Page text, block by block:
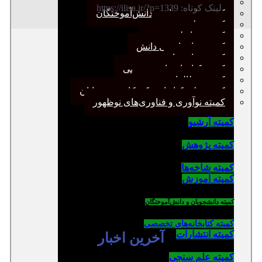
کمیته دانشجویان و دانش‌آموختگان
کمیته علم سنجی
کمیته روابط عمومی
کمیته سازماندهی دانش
کمیته شاخه‌ها
کمیته کتابخانه‌های تخصصی
کمیته مطالعات صنفی
کمیته ملی کتابداری کودکان و نوجوانان
کمیته نوآوری و فناوری‌های نوظهور
کمیته آرشیو
کمیته پژوهش
کمیته شاخه‌ها
کمیته آموزش
کمیته دانشجویان و دانش‌آموختگان
کمیته کتابخانه‌های تخصصی
کمیته انتشارات
کمیته علم سنجی
لینک کوتاه: https://ilisa.ir/?p=1339
آخرین اخبار